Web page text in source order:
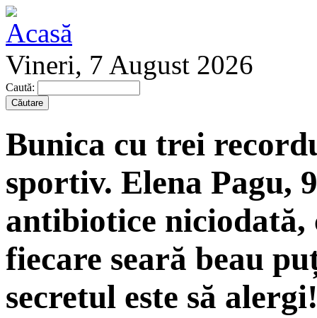
Vineri, 7 August 2026
Caută:
Bunica cu trei
sportiv. Elena Pagu,
antibiotice niciodată,
fiecare seară beau
secretul este să